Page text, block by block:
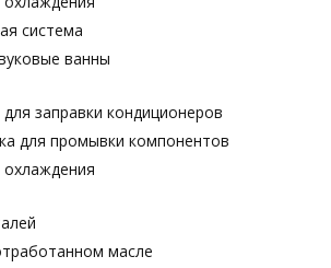
система
ванны
заправки кондиционеров
для промывки компонентов
масле